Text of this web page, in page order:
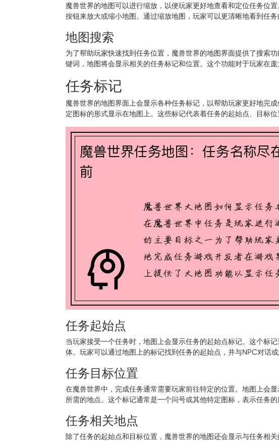
魔兽世界的地图可以进行缩放，以便玩家更好地查看和定位任务位
按钮来放大或缩小地图。通过缩放地图，玩家可以更清晰地看到任务
地图搜索
为了帮助玩家快速找到任务位置，魔兽世界的地图界面提供了搜索
键词，地图将会显示相关的任务标记和位置。这个功能对于玩家在庞
任务标记
魔兽世界的地图界面上会显示各种任务标记，以帮助玩家更好地完
定图标的形式显示在地图上。这些标记代表着任务的起始点、目标位
任务起始点
当玩家接受一个任务时，地图上会显示任务的起始点标记。这个标
体。玩家可以通过地图上的标记找到任务的起始点，并与NPC对话或
任务目标位置
在魔兽世界中，完成任务通常需要玩家前往特定的位置。地图上会
所需的地点。这个标记通常是一个问号或其他特定图标，表示任务的
任务相关地点
除了任务的起始点和目标位置，魔兽世界的地图还会显示与任务相